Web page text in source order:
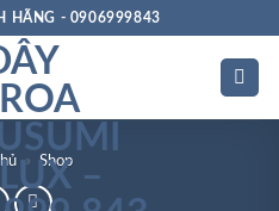
HÃNG - 0906999843
» Shop